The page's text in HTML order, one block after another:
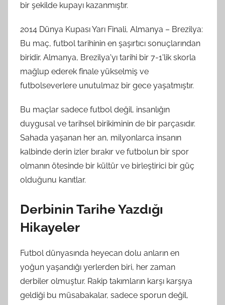
bir şekilde kupayı kazanmıştır.
2014 Dünya Kupası Yarı Finali, Almanya – Brezilya:
Bu maç, futbol tarihinin en şaşırtıcı sonuçlarından
biridir. Almanya, Brezilya'yı tarihi bir 7-1'lik skorla
mağlup ederek finale yükselmiş ve
futbolseverlere unutulmaz bir gece yaşatmıştır.
Bu maçlar sadece futbol değil, insanlığın
duygusal ve tarihsel birikiminin de bir parçasıdır.
Sahada yaşanan her an, milyonlarca insanın
kalbinde derin izler bırakır ve futbolun bir spor
olmanın ötesinde bir kültür ve birleştirici bir güç
olduğunu kanıtlar.
Derbinin Tarihe Yazdığı
Hikayeler
Futbol dünyasında heyecan dolu anların en
yoğun yaşandığı yerlerden biri, her zaman
derbiler olmuştur. Rakip takımların karşı karşıya
geldiği bu müsabakalar, sadece sporun değil,